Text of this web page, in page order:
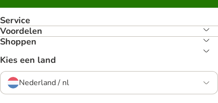
Service
Voordelen
Shoppen
Kies een land
Nederland / nl